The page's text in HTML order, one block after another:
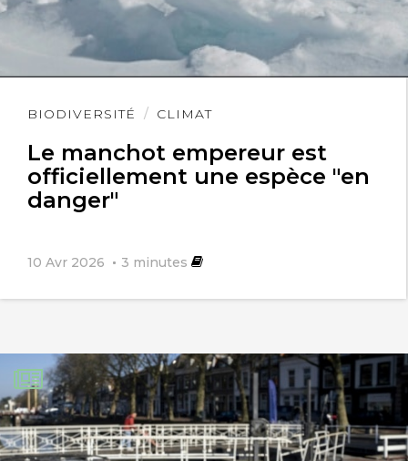
BIODIVERSITÉ CLIMAT
Le manchot empereur est
officiellement une espèce "en
danger"
10 Avr 2026 3 minutes
Lire